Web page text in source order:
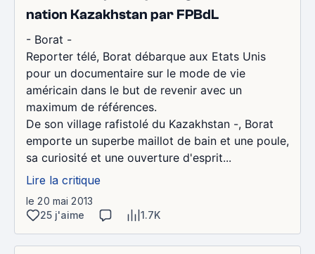
nation Kazakhstan par FPBdL
- Borat -
Reporter télé, Borat débarque aux Etats Unis
pour un documentaire sur le mode de vie
américain dans le but de revenir avec un
maximum de références.
De son village rafistolé du Kazakhstan -, Borat
emporte un superbe maillot de bain et une poule,
sa curiosité et une ouverture d'esprit...
Lire la critique
le 20 mai 2013
25 j'aime
1.7K